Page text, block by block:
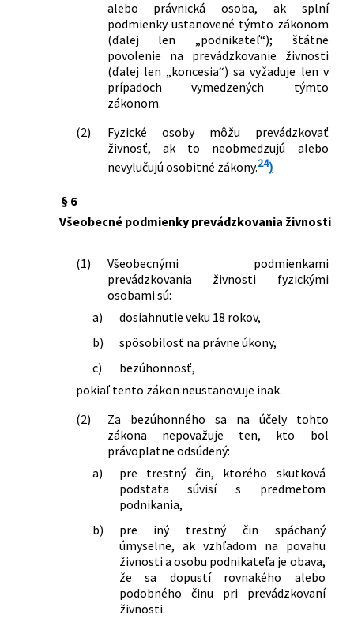
190/2003 Z. z.
Zákon o strelných zbraniach a strelive
a o zmene a doplnení niektorých
zákonov
219/2003 Z. z.
Zákon o zaobchádzaní s chemickými
látkami, ktoré možno zneužiť na
nezákonnú výrobu omamných látok a
psychotropných látok a o zmene
zákona č. 455/1991 Zb. o
živnostenskom podnikaní
(živnostenský zákon) v znení
245/2003 Z. z.
kontrole znečisťovania životného
niektorých zákonov
423/2003 Z. z.
Zákon, ktorým sa mení a dopĺňa zákon
Národnej rady Slovenskej republiky č.
215/1995 Z. z. o geodézii a kartografii a
Zb. o živnostenskom podnikaní
(živnostenský zákon) v znení
neskorších predpisov
515/2003 Z. z.
Zákon o krajských úradoch a obvodných
úradoch a o zmene a doplnení
niektorých zákonov
586/2003 Z. z.
Zákon o advokácii a o zmene a doplnení
zákona č. 455/1991 Zb. o
živnostenskom podnikaní
(živnostenský zákon) v znení
neskorších predpisov
602/2003 Z. z.
Zákon, ktorým sa mení a dopĺňa zákon
Národnej rady Slovenskej republiky č.
202/1995 Z. z. Devízový zákon a zákon,
ktorým sa mení a dopĺňa zákon
Slovenskej národnej rady č. 372/1990
alebo právnická osoba, ak splní
podmienky ustanovené týmto zákonom
(ďalej len „podnikateľ“); štátne
povolenie na prevádzkovanie živnosti
(ďalej len „koncesia“) sa vyžaduje len v
prípadoch vymedzených týmto
zákonom.
(2)
Fyzické osoby môžu prevádzkovať
živnosť, ak to neobmedzujú alebo
nevylučujú osobitné zákony.24)
§ 6
Všeobecné podmienky prevádzkovania živnosti
(1)
Všeobecnými podmienkami
prevádzkovania živnosti fyzickými
osobami sú:
a)
dosiahnutie veku 18 rokov,
b)
spôsobilosť na právne úkony,
c)
bezúhonnosť,
pokiaľ tento zákon neustanovuje inak.
(2)
Za bezúhonného sa na účely tohto
zákona nepovažuje ten, kto bol
právoplatne odsúdený:
a)
pre trestný čin, ktorého skutková
podstata súvisí s predmetom
podnikania,
b)
pre iný trestný čin spáchaný
úmyselne, ak vzhľadom na povahu
živnosti a osobu podnikateľa je obava,
že sa dopustí rovnakého alebo
podobného činu pri prevádzkovaní
živnosti.